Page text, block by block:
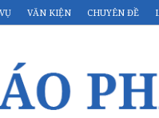
VĂN KIỆN CHUYÊN ĐỀ